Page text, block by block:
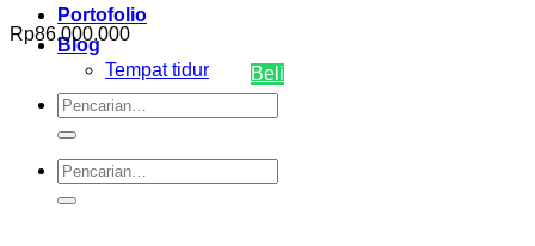
Portofolio
Blog
Tempat tidur
Pencarian
untuk:
Pencarian
untuk:
Rp86.000.000
Beli